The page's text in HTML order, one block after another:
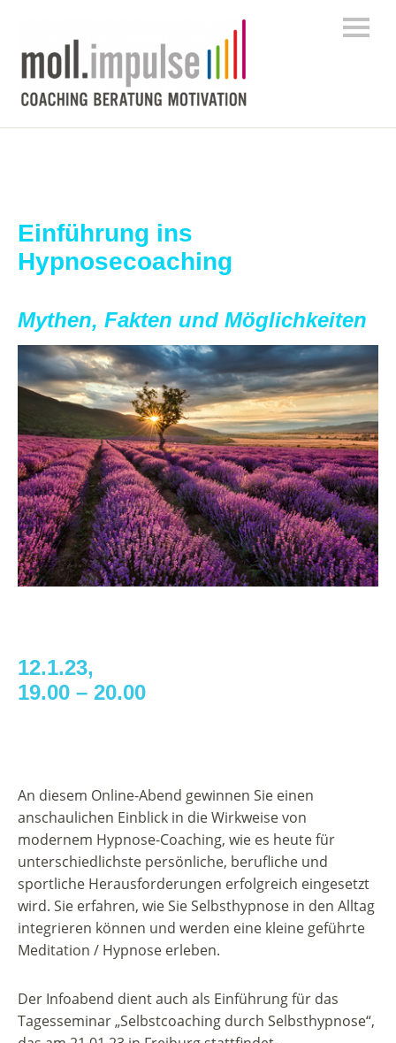
Einführung ins
Hypnosecoaching
Mythen, Fakten und Möglichkeiten
12.1.23,
19.00 – 20.00
An diesem Online-Abend gewinnen Sie einen
anschaulichen Einblick in die Wirkweise von
modernem Hypnose-Coaching, wie es heute für
unterschiedlichste persönliche, berufliche und
sportliche Herausforderungen erfolgreich eingesetzt
wird. Sie erfahren, wie Sie Selbsthypnose in den Alltag
integrieren können und werden eine kleine geführte
Meditation / Hypnose erleben.
Der Infoabend dient auch als Einführung für das
Tagesseminar „Selbstcoaching durch Selbsthypnose“,